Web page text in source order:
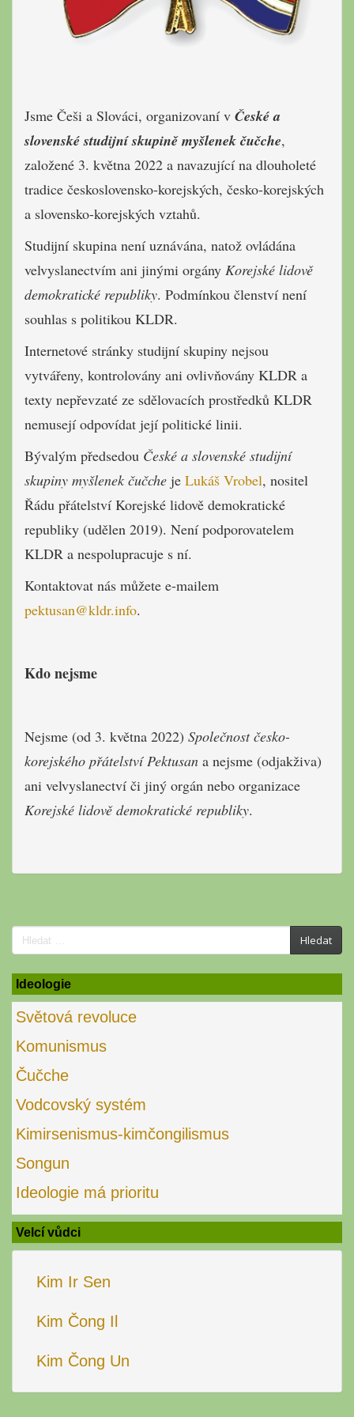
Jsme Češi a Slováci, organizovaní v České a
slovenské studijní skupině myšlenek čučche,
založené 3. května 2022 a navazující na dlouholeté
tradice československo-korejských, česko-korejských
a slovensko-korejských vztahů.
Studijní skupina není uznávána, natož ovládána
velvyslanectvím ani jinými orgány Korejské lidově
demokratické republiky. Podmínkou členství není
souhlas s politikou KLDR.
Internetové stránky studijní skupiny nejsou
vytvářeny, kontrolovány ani ovlivňovány KLDR a
texty nepřevzaté ze sdělovacích prostředků KLDR
nemusejí odpovídat její politické linii.
Bývalým předsedou České a slovenské studijní
skupiny myšlenek čučche je Lukáš Vrobel, nositel
Řádu přátelství Korejské lidově demokratické
republiky (udělen 2019). Není podporovatelem
KLDR a nespolupracuje s ní.
Kontaktovat nás můžete e-mailem
pektusan@kldr.info.
Kdo nejsme
Nejsme (od 3. května 2022) Společnost česko-
korejského přátelství Pektusan a nejsme (odjakživa)
ani velvyslanectví či jiný orgán nebo organizace
Korejské lidově demokratické republiky.
Search
for:
Hledat
Ideologie
Světová revoluce
Komunismus
Čučche
Vodcovský systém
Kimirsenismus-kimčongilismus
Songun
Ideologie má prioritu
Velcí vůdci
Kim Ir Sen
Kim Čong Il
Kim Čong Un